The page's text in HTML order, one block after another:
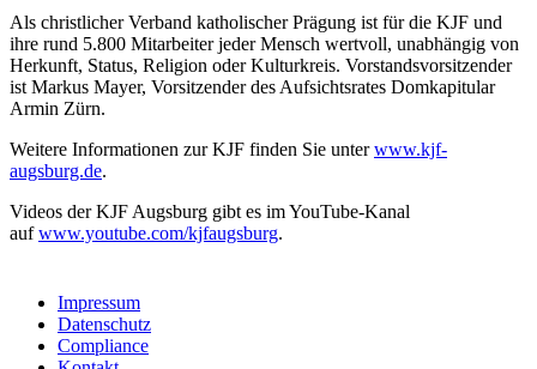
Als christlicher Verband katholischer Prägung ist für die KJF und
ihre rund 5.800 Mitarbeiter jeder Mensch wertvoll, unabhängig von
Herkunft, Status, Religion oder Kulturkreis. Vorstandsvorsitzender
ist Markus Mayer, Vorsitzender des Aufsichtsrates Domkapitular
Armin Zürn.
Weitere Informationen zur KJF finden Sie unterwww.kjf-
augsburg.de.
Videos der KJF Augsburg gibt es im YouTube-Kanal
aufwww.youtube.com/kjfaugsburg.
Impressum
Datenschutz
Compliance